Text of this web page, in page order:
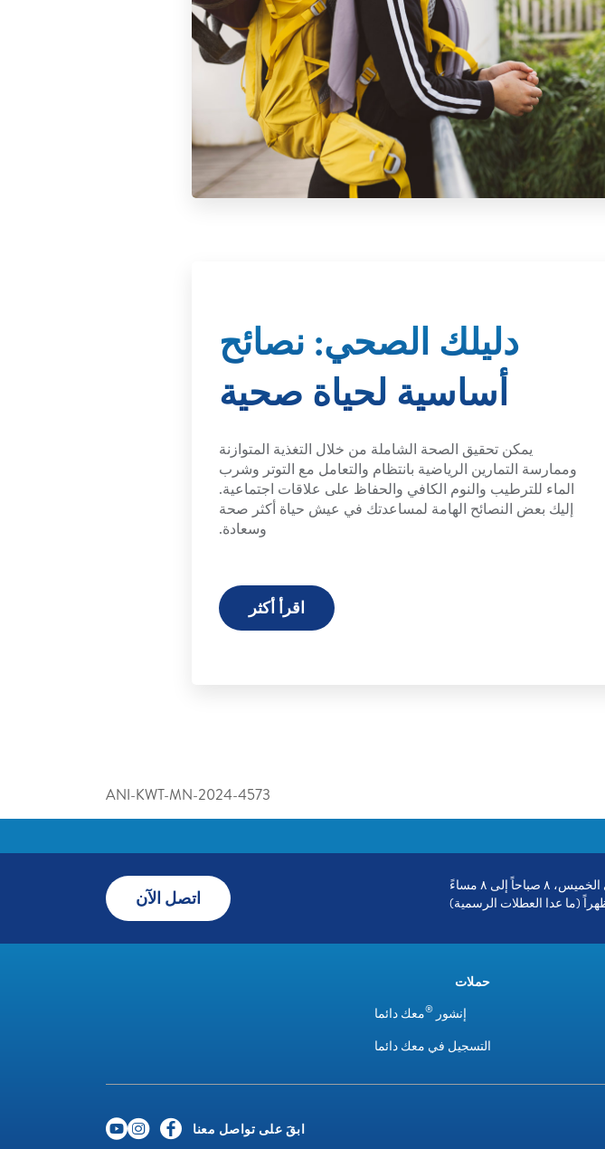
دليلك الصحي: نصائح
أساسية لحياة صحية
يمكن تحقيق الصحة الشاملة من خلال التغذية المتوازنة
وممارسة التمارين الرياضية بانتظام والتعامل مع التوتر وشرب
الماء للترطيب والنوم الكافي والحفاظ على علاقات اجتماعية.
إليك بعض النصائح الهامة لمساعدتك في عيش حياة أكثر صحة
وسعادة.
اقرأ أكثر
ANI-KWT-MN-2024-4573
٨ صباحاً إلى ٨ مساءً
اتصل الآن
حملات
إنشور ®معك دائما
التسجيل في معك دائما
ابقَ على تواصل معنا